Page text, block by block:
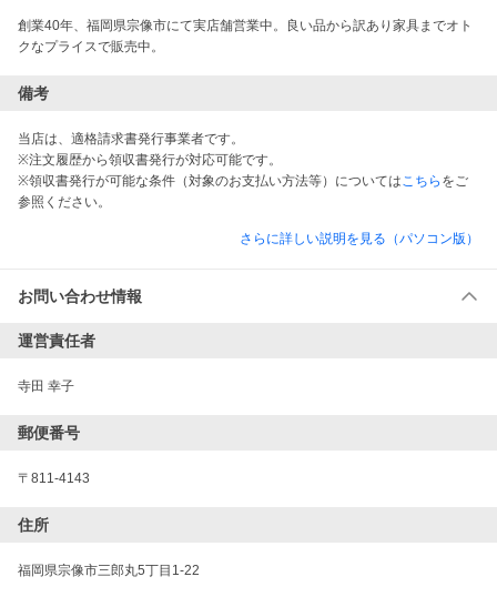
創業40年、福岡県宗像市にて実店舗営業中。良い品から訳あり家具までオト
クなプライスで販売中。
備考
当店は、適格請求書発行事業者です。
※注文履歴から領収書発行が対応可能です。
※領収書発行が可能な条件（対象のお支払い方法等）についてはこちら をご
参照ください。
さらに詳しい説明を見る（パソコン版）
お問い合わせ情報
運営責任者
寺田 幸子
郵便番号
〒811-4143
住所
福岡県宗像市三郎丸5丁目1-22